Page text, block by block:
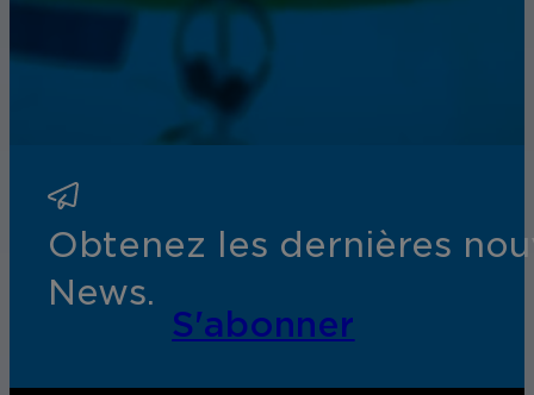
Obtenez les dernières
News.
S'abonner